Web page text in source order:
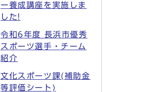
ー養成講座を実施しま
した!
令和6年度 長浜市優秀
スポーツ選手・チーム
紹介
文化スポーツ課(補助金
等評価シート)